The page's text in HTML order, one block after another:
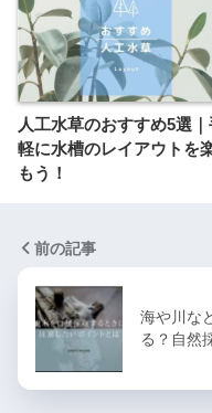
人工水草のおすすめ5選
軽に水槽のレイアウトを
もう！
前の記事
海や川な
る？自然